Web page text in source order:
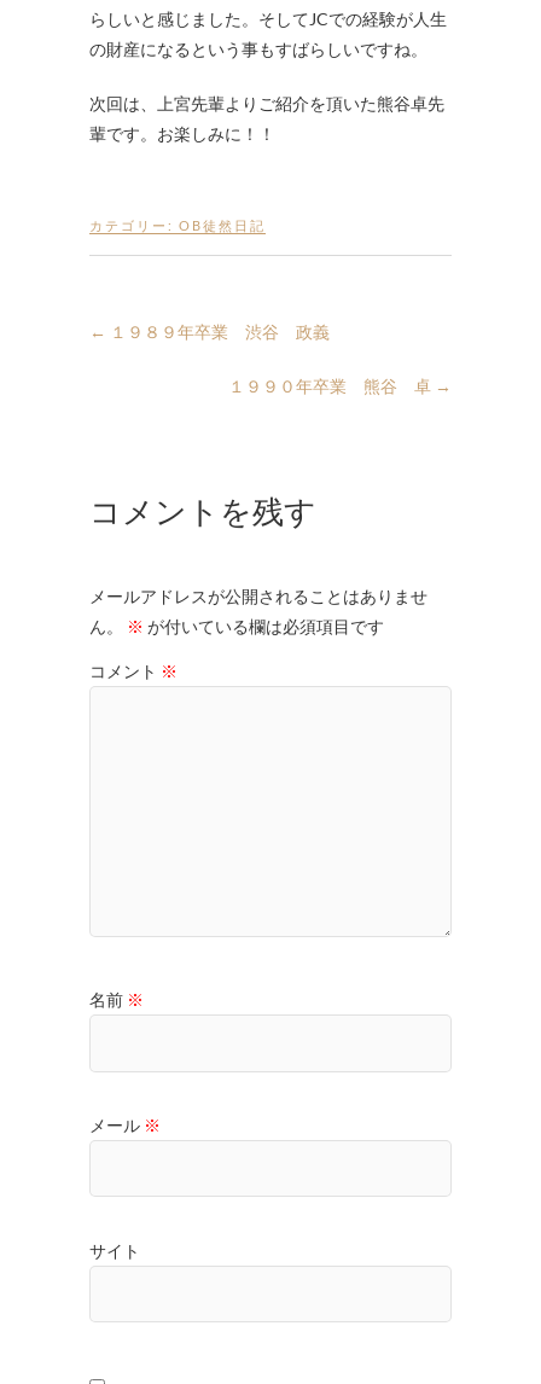
らしいと感じました。そしてJCでの経験が人生
の財産になるという事もすばらしいですね。
次回は、上宮先輩よりご紹介を頂いた熊谷卓先
輩です。お楽しみに！！
カテゴリー: OB徒然日記
← １９８９年卒業 渋谷 政義
１９９０年卒業 熊谷 卓 →
コメントを残す
メールアドレスが公開されることはありませ
ん。
※ が付いている欄は必須項目です
コメント ※
名前 ※
メール ※
サイト